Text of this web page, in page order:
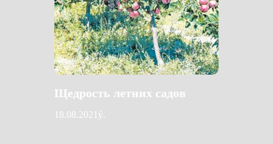
Щедрость летних садов
18.08.2021ý.